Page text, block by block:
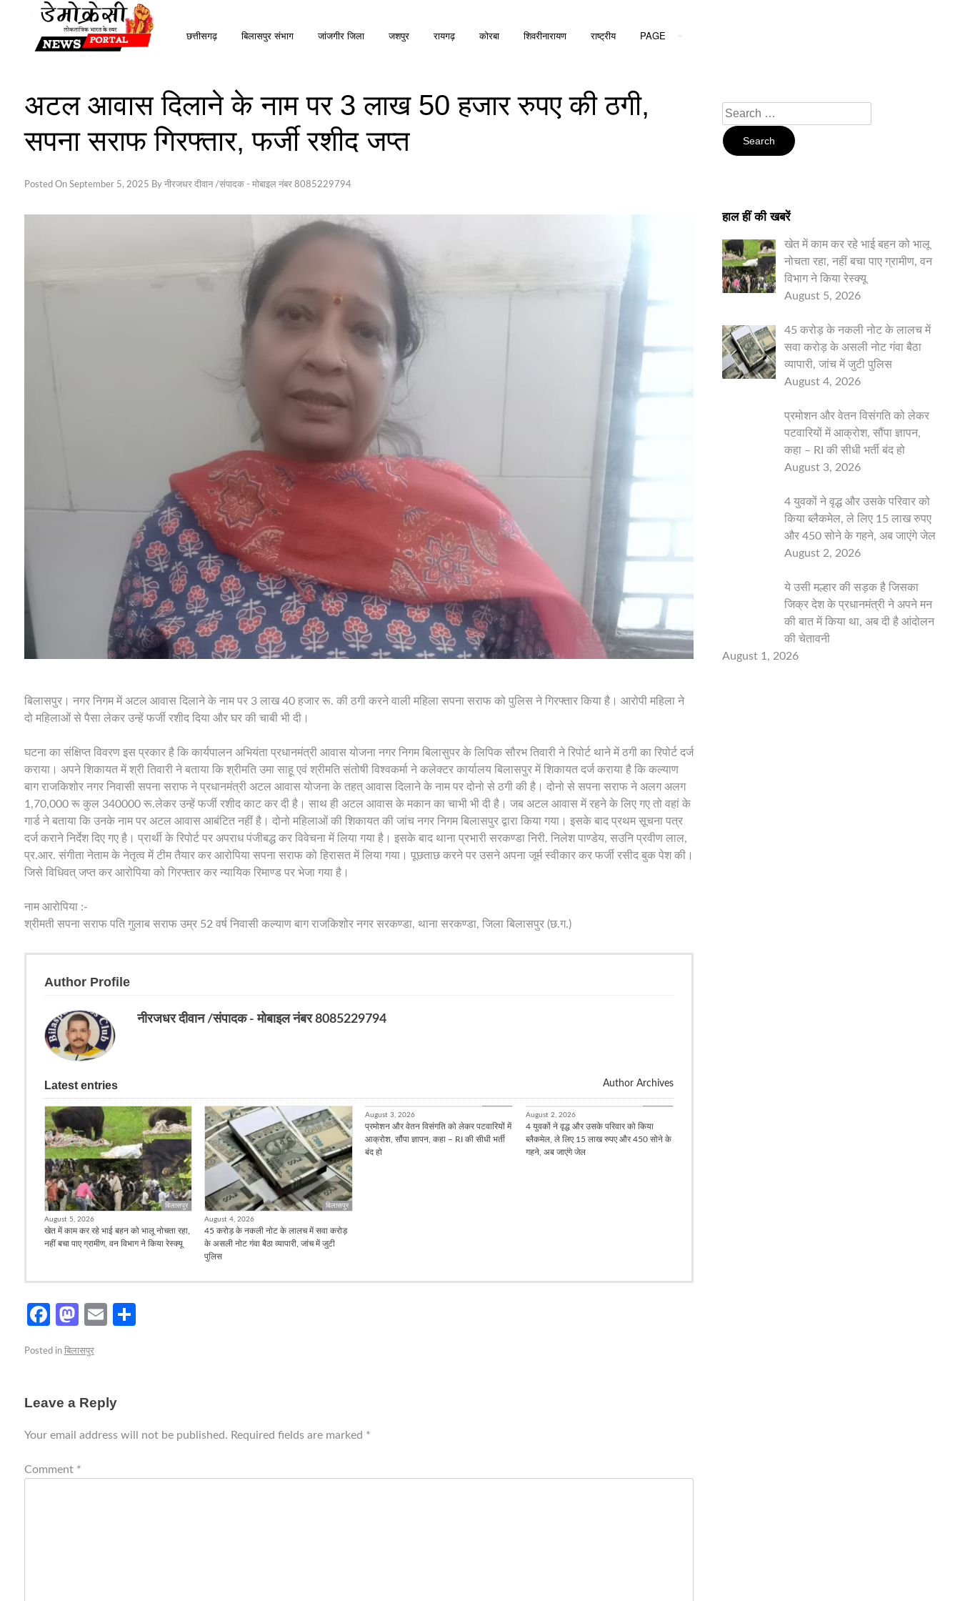
content
छत्तीसगढ़ बिलासपुर संभाग जांजगीर जिला जशपुर रायगढ़ कोरबा शिवरीनारायण राष्ट्रीय PAGE
अटल आवास दिलाने के नाम पर 3 लाख 50 हजार रुपए की ठगी,
सपना सराफ गिरफ्तार, फर्जी रशीद जप्त
Posted On September 5, 2025 By नीरजधर दीवान /संपादक - मोबाइल नंबर 8085229794
बिलासपुर। नगर निगम में अटल आवास दिलाने के नाम पर 3 लाख 40 हजार रू. की ठगी करने वाली महिला सपना सराफ को पुलिस ने गिरफ्तार किया है। आरोपी महिला ने
दो महिलाओं से पैसा लेकर उन्हें फर्जी रशीद दिया और घर की चाबी भी दी।
घटना का संक्षिप्त विवरण इस प्रकार है कि कार्यपालन अभियंता प्रधानमंत्री आवास योजना नगर निगम बिलासुपर के लिपिक सौरभ तिवारी ने रिपोर्ट थाने में ठगी का रिपोर्ट दर्ज
कराया। अपने शिकायत में श्री तिवारी ने बताया कि श्रीमति उमा साहू एवं श्रीमति संतोषी विश्वकर्मा ने कलेक्टर कार्यालय बिलासपुर में शिकायत दर्ज कराया है कि कल्याण
बाग राजकिशोर नगर निवासी सपना सराफ ने प्रधानमंत्री अटल आवास योजना के तहत् आवास दिलाने के नाम पर दोनो से ठगी की है। दोनो से सपना सराफ ने अलग अलग
1,70,000 रू कुल 340000 रू.लेकर उन्हें फर्जी रशीद काट कर दी है। साथ ही अटल आवास के मकान का चाभी भी दी है। जब अटल आवास में रहने के लिए गए तो वहां के
गार्ड ने बताया कि उनके नाम पर अटल आवास आबंटित नहीं है। दोनो महिलाओं की शिकायत की जांच नगर निगम बिलासपुर द्वारा किया गया। इसके बाद प्रथम सूचना पत्र
दर्ज कराने निर्देश दिए गए है। प्रार्थी के रिपोर्ट पर अपराध पंजीबद्ध कर विवेचना में लिया गया है। इसके बाद थाना प्रभारी सरकण्डा निरी. निलेश पाण्डेय, सउनि प्रवीण लाल,
प्र.आर. संगीता नेताम के नेतृत्व में टीम तैयार कर आरोपिया सपना सराफ को हिरासत में लिया गया। पूछताछ करने पर उसने अपना जूर्म स्वीकार कर फर्जी रसीद बुक पेश की।
जिसे विधिवत् जप्त कर आरोपिया को गिरफ्तार कर न्यायिक रिमाण्ड पर भेजा गया है।
नाम आरोपिया :-
श्रीमती सपना सराफ पति गुलाब सराफ उम्र 52 वर्ष निवासी कल्याण बाग राजकिशोर नगर सरकण्डा, थाना सरकण्डा, जिला बिलासपुर (छ.ग.)
Author Profile
नीरजधर दीवान /संपादक - मोबाइल नंबर 8085229794
Latest entries Author Archives
बिलासपुर
August 5, 2026
खेत में काम कर रहे भाई बहन को भालू नोचता रहा,
नहीं बचा पाए ग्रामीण, वन विभाग ने किया रेस्क्यू
बिलासपुर
August 4, 2026
45 करोड़ के नकली नोट के लालच में सवा करोड़
के असली नोट गंवा बैठा व्यापारी, जांच में जुटी
पुलिस
August 3, 2026
प्रमोशन और वेतन विसंगति को लेकर पटवारियों में
आक्रोश, सौंपा ज्ञापन, कहा – RI की सीधी भर्ती
बंद हो
August 2, 2026
4 युवकों ने वृद्ध और उसके परिवार को किया
ब्लैकमेल, ले लिए 15 लाख रुपए और 450 सोने के
गहने, अब जाएंगे जेल
Facebook
Mastodon
Email
Posted in बिलासपुर
Leave a Reply
Your email address will not be published. Required fields are marked *
Comment *
Search
For:
हाल हीं की खबरें
खेत में काम कर रहे भाई बहन को भालू
नोचता रहा, नहीं बचा पाए ग्रामीण, वन
विभाग ने किया रेस्क्यू
August 5, 2026
45 करोड़ के नकली नोट के लालच में
सवा करोड़ के असली नोट गंवा बैठा
व्यापारी, जांच में जुटी पुलिस
August 4, 2026
प्रमोशन और वेतन विसंगति को लेकर
पटवारियों में आक्रोश, सौंपा ज्ञापन,
कहा – RI की सीधी भर्ती बंद हो
August 3, 2026
4 युवकों ने वृद्ध और उसके परिवार को
किया ब्लैकमेल, ले लिए 15 लाख रुपए
और 450 सोने के गहने, अब जाएंगे जेल
August 2, 2026
ये उसी मल्हार की सड़क है जिसका
जिक्र देश के प्रधानमंत्री ने अपने मन
की बात में किया था, अब दी है आंदोलन
की चेतावनी
August 1, 2026